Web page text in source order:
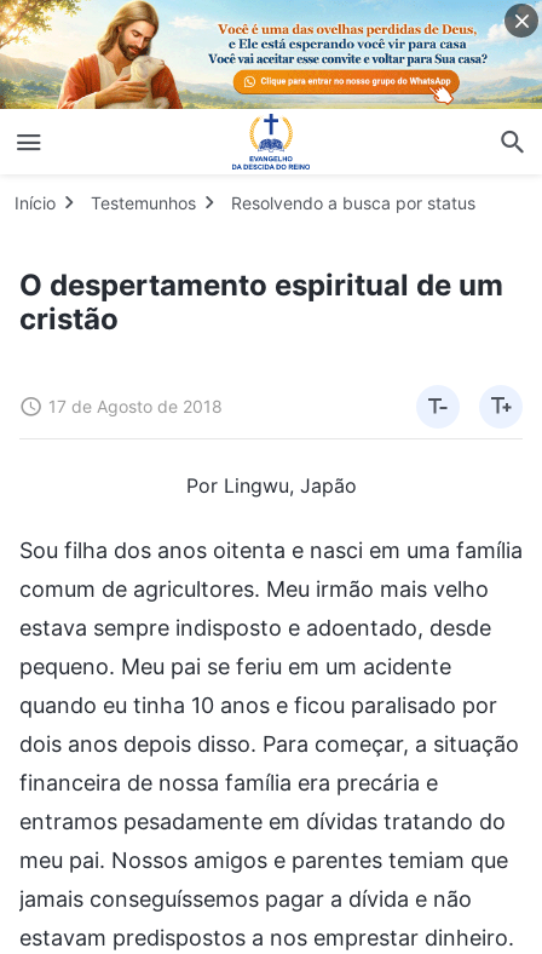
Início Testemunhos Resolvendo a busca por status
O despertamento espiritual de um
cristão
17 de Agosto de 2018
Por Lingwu, Japão
Sou filha dos anos oitenta e nasci em uma família
comum de agricultores. Meu irmão mais velho
estava sempre indisposto e adoentado, desde
pequeno. Meu pai se feriu em um acidente
quando eu tinha 10 anos e ficou paralisado por
dois anos depois disso. Para começar, a situação
financeira de nossa família era precária e
entramos pesadamente em dívidas tratando do
meu pai. Nossos amigos e parentes temiam que
jamais conseguíssemos pagar a dívida e não
estavam predispostos a nos emprestar dinheiro.